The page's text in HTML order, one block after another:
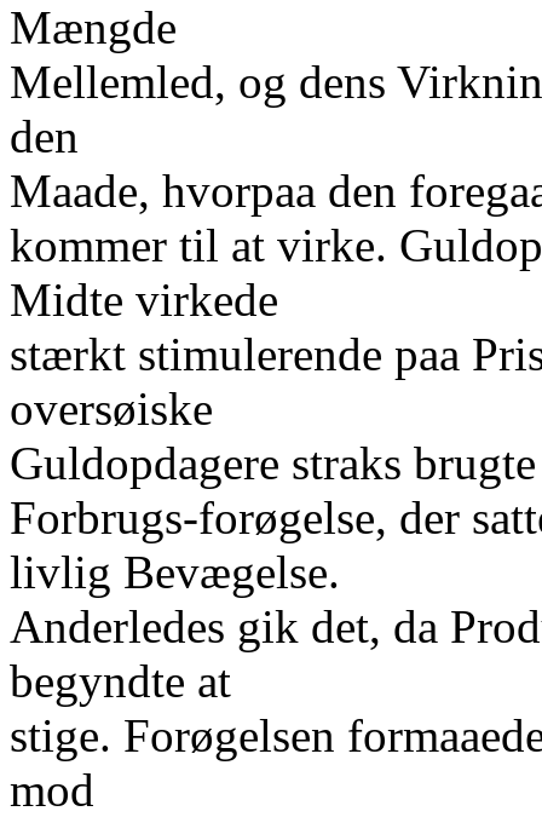
Mængde
Mellemled, og dens
den
Maade, hvorpaa den
kommer til at virke.
Midte virkede
stærkt stimulerende paa
oversøiske
Guldopdagere straks
Forbrugs-forøgelse, der
livlig Bevægelse.
Anderledes gik det, da
begyndte at
stige. Forøgelsen
mod